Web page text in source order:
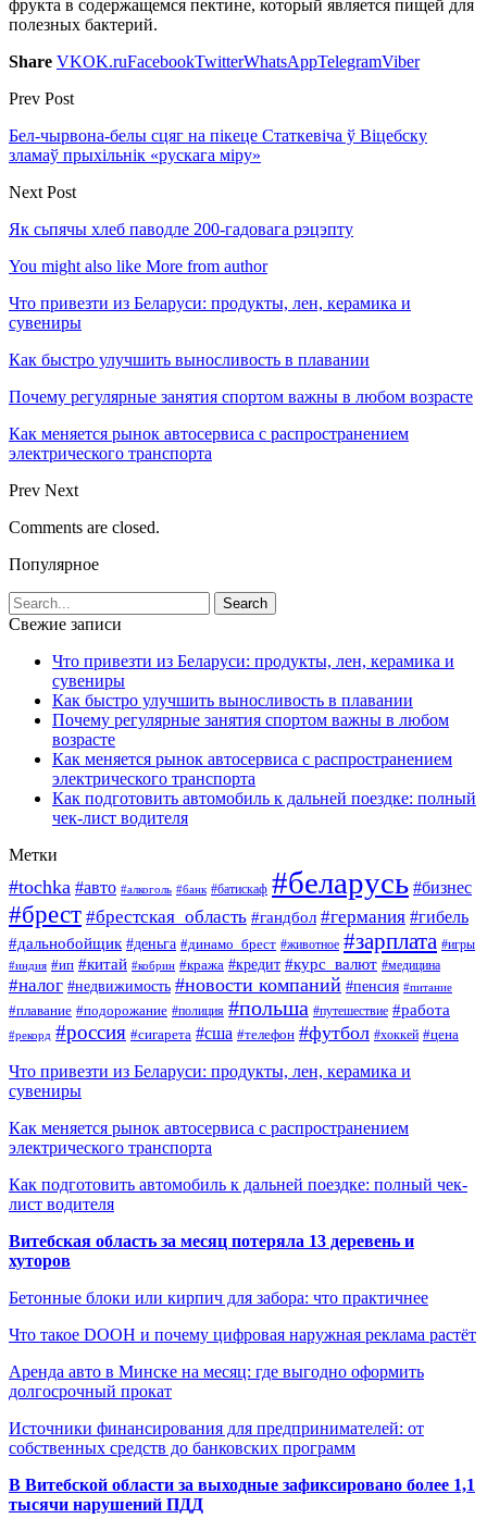
фрукта в содержащемся пектине, который является пищей для
полезных бактерий.
Share VKOK.ruFacebookTwitterWhatsAppTelegramViber
Prev Post
Бел-чырвона-белы сцяг на пікеце Статкевіча ў Віцебску
зламаў прыхільнік «рускага міру»
Next Post
Як сьпячы хлеб паводле 200-гадовага рэцэпту
You might also like More from author
Что привезти из Беларуси: продукты, лен, керамика и
сувениры
Как быстро улучшить выносливость в плавании
Почему регулярные занятия спортом важны в любом возрасте
Как меняется рынок автосервиса с распространением
электрического транспорта
Prev Next
Comments are closed.
Популярное
Свежие записи
Что привезти из Беларуси: продукты, лен, керамика и
сувениры
Как быстро улучшить выносливость в плавании
Почему регулярные занятия спортом важны в любом
возрасте
Как меняется рынок автосервиса с распространением
электрического транспорта
Как подготовить автомобиль к дальней поездке: полный
чек-лист водителя
Метки
#tochka #авто #алкоголь #банк #батискаф #беларусь #бизнес
#брест #брестская_область #гандбол #германия #гибель
#дальнобойщик #деньга #динамо_брест #животное #зарплата #игры
#индия #ип #китай #кобрин #кража #кредит #курс_валют #медицина
#налог #недвижимость #новости компаний #пенсия #питание
#плавание #подорожание #полиция #польша #путешествие #работа
#рекорд #россия #сигарета #сша #телефон #футбол #хоккей #цена
Что привезти из Беларуси: продукты, лен, керамика и
сувениры
Как меняется рынок автосервиса с распространением
электрического транспорта
Как подготовить автомобиль к дальней поездке: полный чек-
лист водителя
Витебская область за месяц потеряла 13 деревень и
хуторов
Бетонные блоки или кирпич для забора: что практичнее
Что такое DOOH и почему цифровая наружная реклама растёт
Аренда авто в Минске на месяц: где выгодно оформить
долгосрочный прокат
Источники финансирования для предпринимателей: от
собственных средств до банковских программ
В Витебской области за выходные зафиксировано более 1,1
тысячи нарушений ПДД